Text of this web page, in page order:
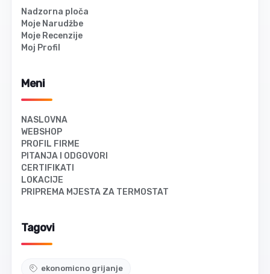
Nadzorna ploča
Moje Narudžbe
Moje Recenzije
Moj Profil
Meni
NASLOVNA
WEBSHOP
PROFIL FIRME
PITANJA I ODGOVORI
CERTIFIKATI
LOKACIJE
PRIPREMA MJESTA ZA TERMOSTAT
Tagovi
ekonomicno grijanje